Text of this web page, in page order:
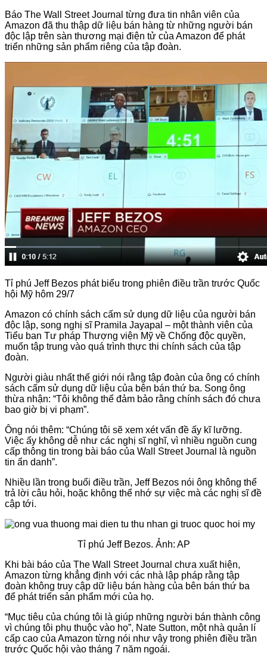
Báo The Wall Street Journal từng đưa tin nhân viên của
Amazon đã thu thập dữ liệu bán hàng từ những người bán
độc lập trên sàn thương mại điện tử của Amazon để phát
triển những sản phẩm riêng của tập đoàn.
Tỉ phú Jeff Bezos phát biểu trong phiên điều trần trước Quốc
hội Mỹ hôm 29/7
Amazon có chính sách cấm sử dụng dữ liệu của người bán
độc lập, song nghị sĩ Pramila Jayapal – một thành viên của
Tiểu ban Tư pháp Thượng viện Mỹ về Chống độc quyền,
muốn tập trung vào quá trình thực thi chính sách của tập
đoàn.
Người giàu nhất thế giới nói rằng tập đoàn của ông có chính
sách cấm sử dụng dữ liệu của bên bán thứ ba. Song ông
thừa nhận: “Tôi không thể đảm bảo rằng chính sách đó chưa
bao giờ bị vi phạm”.
Ông nói thêm: “Chúng tôi sẽ xem xét vấn đề ấy kĩ lưỡng.
Việc ấy không dễ như các nghị sĩ nghĩ, vì nhiều nguồn cung
cấp thông tin trong bài báo của Wall Street Journal là nguồn
tin ẩn danh”.
Nhiều lần trong buổi điều trần, Jeff Bezos nói ông không thể
trả lời câu hỏi, hoặc không thể nhớ sự việc mà các nghị sĩ đề
cập tới.
Tỉ phú Jeff Bezos. Ảnh: AP
Khi bài báo của The Wall Street Journal chưa xuất hiện,
Amazon từng khẳng định với các nhà lập pháp rằng tập
đoàn không truy cập dữ liệu bán hàng của bên bán thứ ba
để phát triển sản phẩm mới của họ.
“Mục tiêu của chúng tôi là giúp những người bán thành công
vì chúng tôi phụ thuộc vào họ”, Nate Sutton, một nhà quản lí
cấp cao của Amazon từng nói như vậy trong phiên điều trần
trước Quốc hội vào tháng 7 năm ngoái.